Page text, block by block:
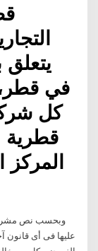
في قطر،
كل
قطرية
المركز
وبحسب نص